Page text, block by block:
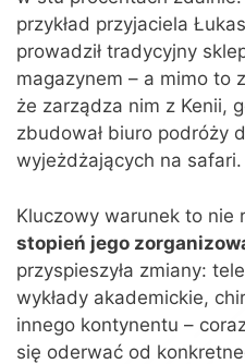
przykład przyjaciela
prowadził tradycyjny
magazynem – a mimo to
że zarządza nim z Kenii,
zbudował biuro podróży
wyjeżdżających na safari.
Kluczowy warunek to nie
stopień jego
przyspieszyła zmiany:
wykłady akademickie,
innego kontynentu –
się oderwać od